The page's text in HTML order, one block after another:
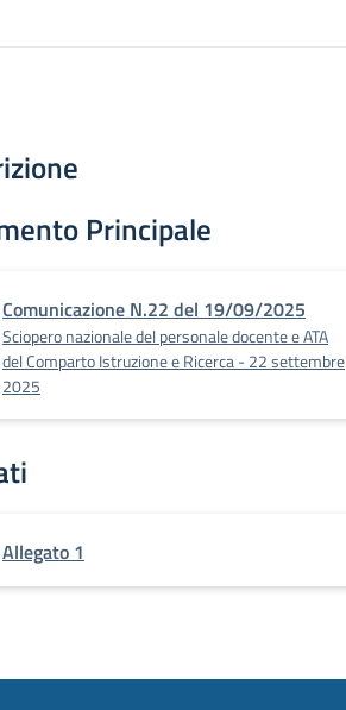
Principale
Comunicazione N.22 del 19/09/2025
Sciopero nazionale del personale docente e ATA
del Comparto Istruzione e Ricerca - 22 settembre
2025
Allegato 1